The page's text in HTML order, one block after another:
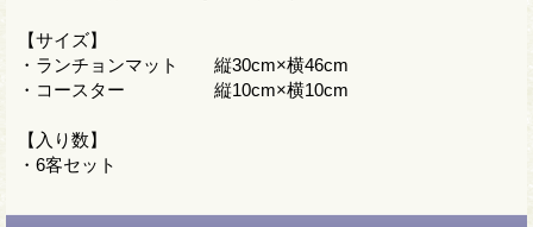
【サイズ】
・ランチョンマット 縦30cm×横46cm
・コースター 縦10cm×横10cm
【入り数】
・6客セット